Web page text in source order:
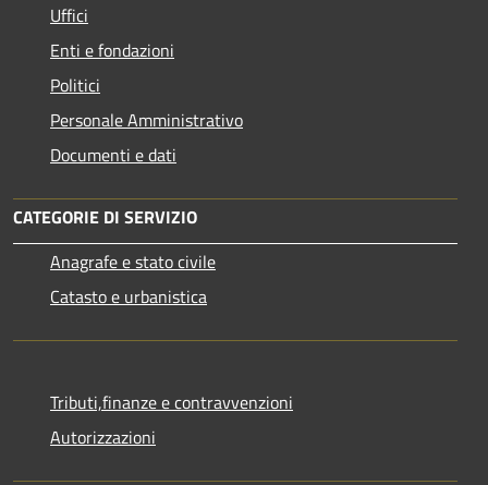
Uffici
Enti e fondazioni
Politici
Personale Amministrativo
Documenti e dati
CATEGORIE DI SERVIZIO
Anagrafe e stato civile
Catasto e urbanistica
Tributi,finanze e contravvenzioni
Autorizzazioni